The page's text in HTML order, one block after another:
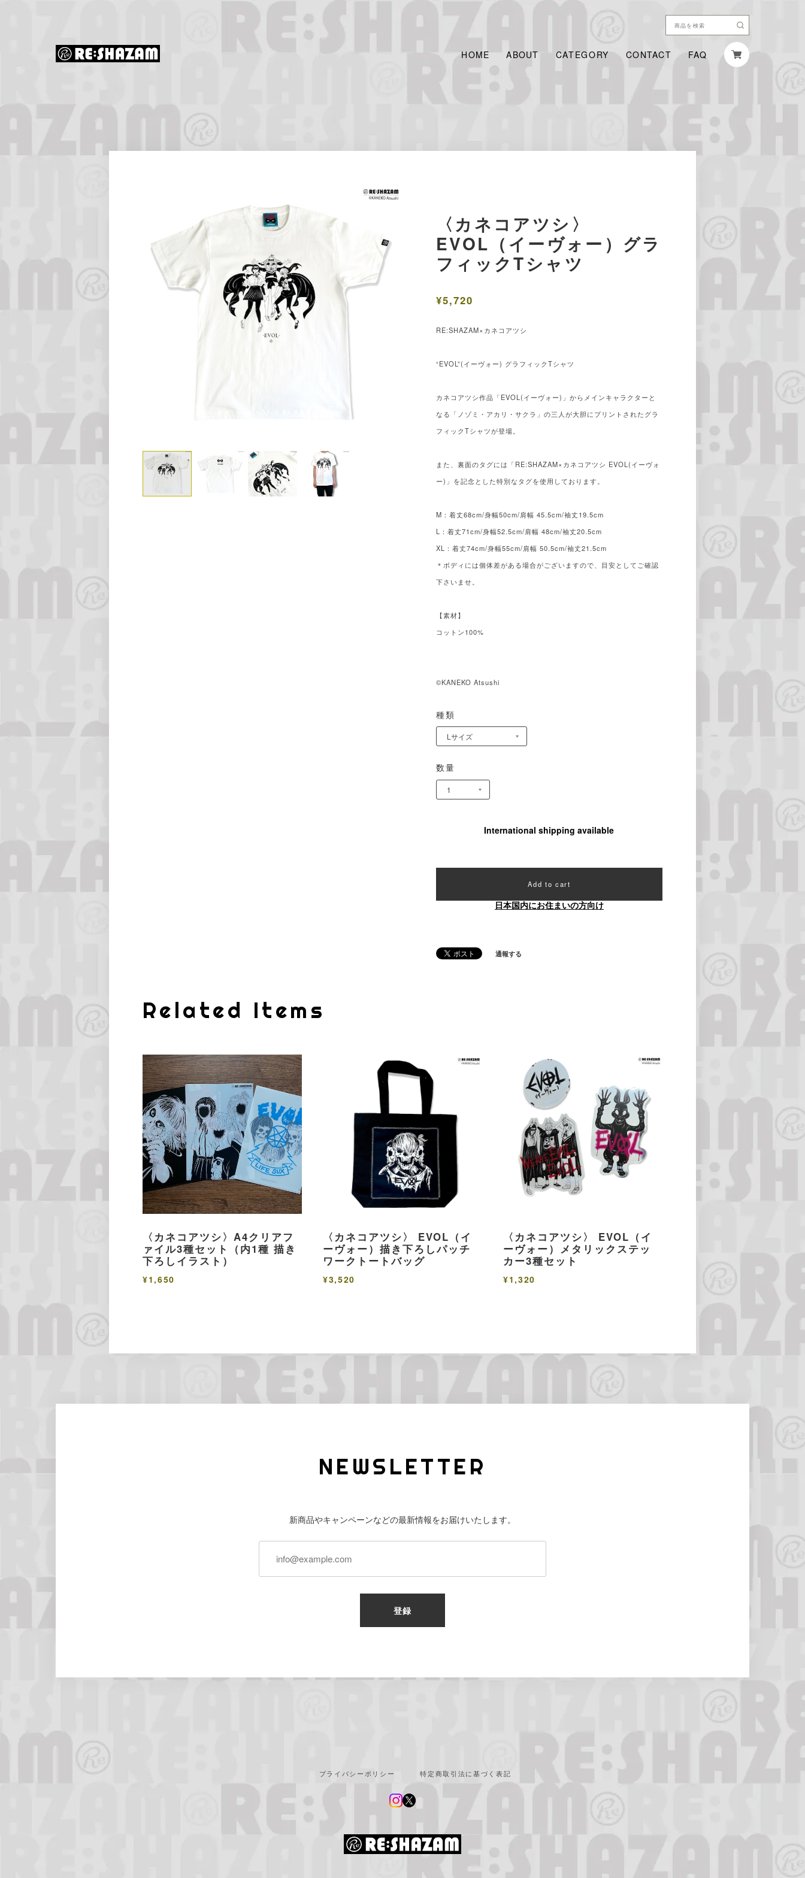
HOME ABOUT CATEGORY CONTACT FAQ
〈カネコアツシ〉
EVOL（イーヴォー）グラ
フィックTシャツ
¥5,720
RE:SHAZAM×カネコアツシ
“EVOL”(イーヴォー) グラフィックTシャツ
カネコアツシ作品「EVOL(イーヴォー)」からメインキャラクターと
なる「ノゾミ・アカリ・サクラ」の三人が大胆にプリントされたグラ
フィックTシャツが登場。
また、裏面のタグには「RE:SHAZAM×カネコアツシ EVOL(イーヴォ
ー)」を記念とした特別なタグを使用しております。
M：着丈68cm/身幅50cm/肩幅 45.5cm/袖丈19.5cm
L：着丈71cm/身幅52.5cm/肩幅 48cm/袖丈20.5cm
XL：着丈74cm/身幅55cm/肩幅 50.5cm/袖丈21.5cm
＊ボディには個体差がある場合がございますので、目安としてご確認
下さいませ。
【素材】
コットン100%
©KANEKO Atsushi
種類
数量
International shipping available
Add to cart
日本国内にお住まいの方向け
通報する
Related Items
〈カネコアツシ〉A4クリアフ
ァイル3種セット（内1種 描き
下ろしイラスト）
¥1,650
〈カネコアツシ〉 EVOL（イ
ーヴォー）描き下ろしパッチ
ワークトートバッグ
¥3,520
〈カネコアツシ〉 EVOL（イ
ーヴォー）メタリックステッ
カー3種セット
¥1,320
NEWSLETTER
新商品やキャンペーンなどの最新情報をお届けいたします。
登録
プライバシーポリシー 特定商取引法に基づく表記